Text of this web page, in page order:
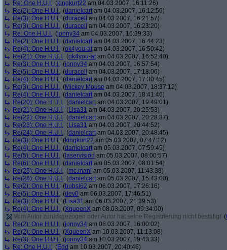
Re: One H.U.I. (kingkurt22 am 04.03.2007, 16:11:26)
Re(2): One H.U.I. (danielcart am 04.03.2007, 16:12:56)
Re(3): One H.U.I. (duracell
am 04.03.2007, 16:21:57)
Re(3): One H.U.I. (duracell
am 04.03.2007, 16:23:20)
Re: One H.U.I. (jonny34 am 04.03.2007, 16:39:33)
Re(2): One H.U.I. (danielcart am 04.03.2007, 16:44:23)
Re(4): One H.U.I. (ok4you-at am 04.03.2007, 16:50:42)
Re(21): One H.U.I. (ok4you-at am 04.03.2007, 16:52:40)
Re(3): One H.U.I. (jonny34 am 04.03.2007, 16:57:54)
Re(5): One H.U.I. (duracell
am 04.03.2007, 17:18:06)
Re(4): One H.U.I. (danielcart am 04.03.2007, 17:30:45)
Re(3): One H.U.I. (Mickey Mouse am 04.03.2007, 18:37:12)
Re(4): One H.U.I. (danielcart am 04.03.2007, 18:41:46)
Re(20): One H.U.I. (danielcart am 04.03.2007, 19:49:01)
Re(21): One H.U.I. (Lisa31 am 04.03.2007, 20:25:53)
Re(22): One H.U.I. (danielcart am 04.03.2007, 20:28:37)
Re(23): One H.U.I. (Lisa31 am 04.03.2007, 20:44:52)
Re(24): One H.U.I. (danielcart am 04.03.2007, 20:48:45)
Re(3): One H.U.I. (kingkurt22 am 05.03.2007, 07:47:12)
Re(4): One H.U.I. (danielcart am 05.03.2007, 07:59:45)
Re(5): One H.U.I. ( laservision am 05.03.2007, 08:00:57)
Re(6): One H.U.I. (danielcart am 05.03.2007, 08:01:54)
Re(25): One H.U.I. (mc.mani am 05.03.2007, 11:43:38)
Re(26): One H.U.I. (danielcart am 05.03.2007, 15:43:00)
Re(2): One H.U.I. (hubsi62 am 06.03.2007, 17:26:16)
Re(5): One H.U.I. (dev0 am 06.03.2007, 17:46:51)
Re(3): One H.U.I. (Lisa31 am 06.03.2007, 21:39:53)
Re(4): One H.U.I. (XqueenX am 08.03.2007, 09:34:00)
Vom Autor zurückgezogen oder Autor hat seine Registrierung nicht bestätigt (
Re(2): One H.U.I. (jonny34 am 08.03.2007, 16:00:02)
Re(2): One H.U.I. (XqueenX am 10.03.2007, 11:13:08)
Re(3): One H.U.I. (jonny34 am 10.03.2007, 19:43:33)
Re: One H.U.I. (Edd am 10.03.2007, 20:40:46)